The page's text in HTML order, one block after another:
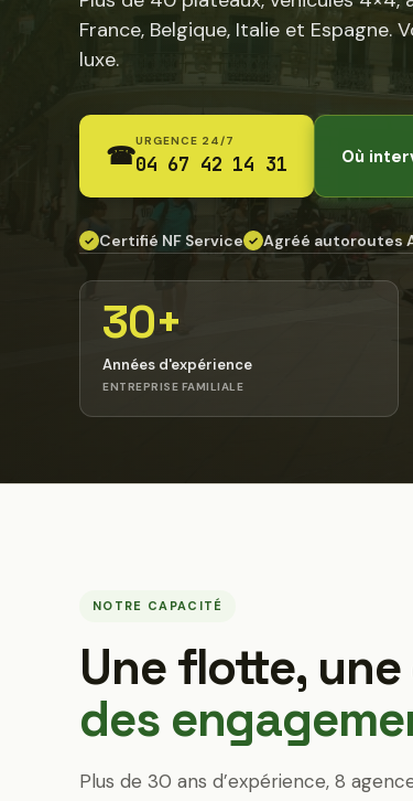
France, Belgique, Italie et Espagne.
luxe.
☎URGENCE 24/7
04 67 42 14 31 Où
✓ Certifié NF Service ✓ Agréé autoroutes
30+
Années d'expérience
ENTREPRISE FAMILIALE
NOTRE CAPACITÉ
Une flotte,
des
Plus de 30 ans d’expérience, 8